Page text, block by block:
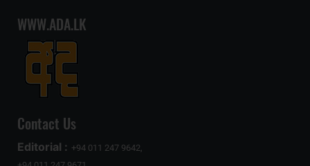
WWW.ADA.LK
Contact Us
Editorial : +94 011 247 9642,